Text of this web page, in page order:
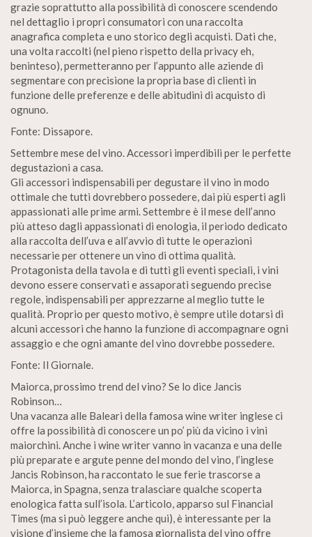
grazie soprattutto alla possibilità di conoscere scendendo
nel dettaglio i propri consumatori con una raccolta
anagrafica completa e uno storico degli acquisti. Dati che,
una volta raccolti (nel pieno rispetto della privacy eh,
beninteso), permetteranno per l’appunto alle aziende di
segmentare con precisione la propria base di clienti in
funzione delle preferenze e delle abitudini di acquisto di
ognuno.
Fonte: Dissapore.
Settembre mese del vino. Accessori imperdibili per le perfette
degustazioni a casa.
Gli accessori indispensabili per degustare il vino in modo
ottimale che tutti dovrebbero possedere, dai più esperti agli
appassionati alle prime armi. Settembre è il mese dell’anno
più atteso dagli appassionati di enologia, il periodo dedicato
alla raccolta dell’uva e all’avvio di tutte le operazioni
necessarie per ottenere un vino di ottima qualità.
Protagonista della tavola e di tutti gli eventi speciali, i vini
devono essere conservati e assaporati seguendo precise
regole, indispensabili per apprezzarne al meglio tutte le
qualità. Proprio per questo motivo, è sempre utile dotarsi di
alcuni accessori che hanno la funzione di accompagnare ogni
assaggio e che ogni amante del vino dovrebbe possedere.
Fonte: Il Giornale.
Maiorca, prossimo trend del vino? Se lo dice Jancis
Robinson…
Una vacanza alle Baleari della famosa wine writer inglese ci
offre la possibilità di conoscere un po’ più da vicino i vini
maiorchini. Anche i wine writer vanno in vacanza e una delle
più preparate e argute penne del mondo del vino, l’inglese
Jancis Robinson, ha raccontato le sue ferie trascorse a
Maiorca, in Spagna, senza tralasciare qualche scoperta
enologica fatta sull’isola. L’articolo, apparso sul Financial
Times (ma si può leggere anche qui), è interessante per la
visione d’insieme che la famosa giornalista del vino offre